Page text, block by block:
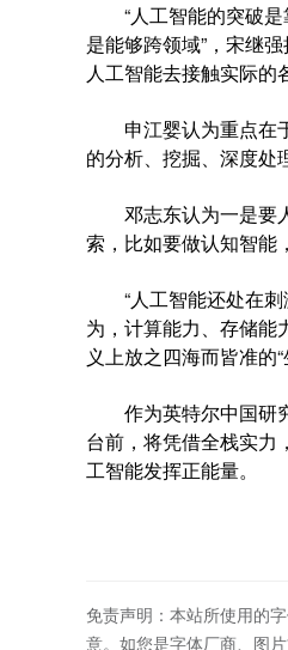
“人工智能的突破是
是能够跨领域”，宋继
人工智能去接触实际的
申江婴认为重点在于
的分析、挖掘、深度处
邓志东认为一是要人
索，比如要做认知智能
“人工智能还处在刺
为，计算能力、存储能
义上放之四海而皆准的
作为英特尔中国研究
台前，将凭借全栈实力
工智能发挥正能量。
免责声明：本站所使用的
意。如您是字体厂商、图